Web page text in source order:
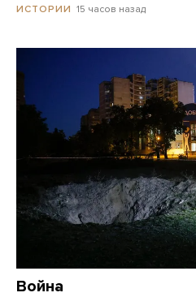
ИСТОРИИ 15 часов назад
Война